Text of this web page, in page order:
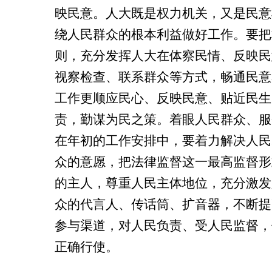
映民意。
人大既是权力机关，又是民
绕人民群众的根本利益做好工作。要
则，充分发挥人大在体察民情、反映
视察检查、联系群众等方式，畅通民
工作更顺应民心、反映民意、贴近民
责，勤谋为民之策。着眼人民群众、
在年初的工作安排中，要着力解决人
众的意愿，把法律监督这一最高监督
的主人，尊重人民主体地位，充分激
众的代言人、传话筒、扩音器，不断
参与渠道，对人民负责、受人民监督
正确行使。